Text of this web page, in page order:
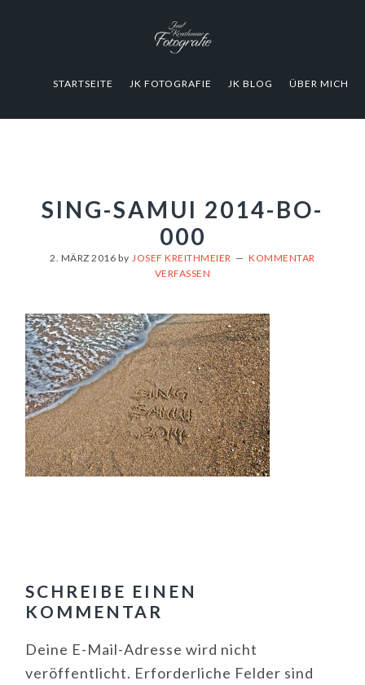
STARTSEITE JK FOTOGRAFIE JK BLOG ÜBER MICH
SING-SAMUI 2014-BO-
000
2. MÄRZ 2016 byJOSEF KREITHMEIER
KOMMENTAR
VERFASSEN
SCHREIBE EINEN
KOMMENTAR
Deine E-Mail-Adresse wird nicht
veröffentlicht. Erforderliche Felder sind